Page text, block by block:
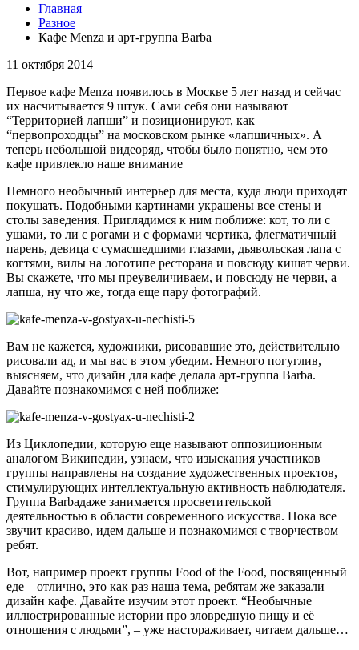
Главная
Разное
Кафе Menza и арт-группа Barba
11 октября 2014
Первое кафе Menza появилось в Москве 5 лет назад и сейчас
их насчитывается 9 штук. Сами себя они называют
“Территорией лапши” и позиционируют, как
“первопроходцы” на московском рынке «лапшичных». А
теперь небольшой видеоряд, чтобы было понятно, чем это
кафе привлекло наше внимание
Немного необычный интерьер для места, куда люди приходят
покушать. Подобными картинами украшены все стены и
столы заведения. Приглядимся к ним поближе: кот, то ли с
ушами, то ли с рогами и с формами чертика, флегматичный
парень, девица с сумасшедшими глазами, дьявольская лапа с
когтями, вилы на логотипе ресторана и повсюду кишат черви.
Вы скажете, что мы преувеличиваем, и повсюду не черви, а
лапша, ну что же, тогда еще пару фотографий.
Вам не кажется, художники, рисовавшие это, действительно
рисовали ад, и мы вас в этом убедим. Немного погуглив,
выясняем, что дизайн для кафе делала арт-группа Barba.
Давайте познакомимся с ней поближе:
Из Циклопедии, которую еще называют оппозиционным
аналогом Википедии, узнаем, что изыскания участников
группы направлены на создание художественных проектов,
стимулирующих интеллектуальную активность наблюдателя.
Группа Barbaдаже занимается просветительской
деятельностью в области современного искусства. Пока все
звучит красиво, идем дальше и познакомимся с творчеством
ребят.
Вот, например проект группы Food of the Food, посвященный
еде – отлично, это как раз наша тема, ребятам же заказали
дизайн кафе. Давайте изучим этот проект. “Необычные
иллюстрированные истории про зловредную пищу и её
отношения с людьми”, – уже настораживает, читаем дальше…